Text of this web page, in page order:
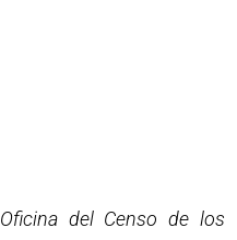
Oficina del Censo de los